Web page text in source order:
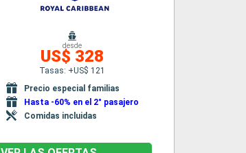
desde
US$ 328
Tasas: +US$ 121
Precio especial familias
Hasta -60% en el 2° pasajero
Comidas incluidas